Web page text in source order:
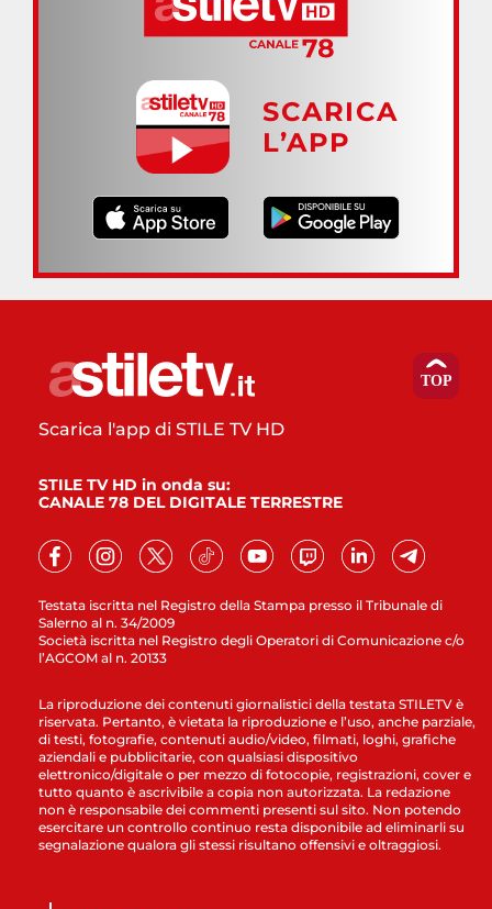
SCARICA
L’APP
Testata iscritta nel Registro della Stampa presso il Tribunale di
Salerno al n. 34/2009
Società iscritta nel Registro degli Operatori di Comunicazione c/o
l’AGCOM al n. 20133
Scarica l'app di STILE TV HD
STILE TV HD in onda su:
CANALE 78 DEL DIGITALE TERRESTRE
La riproduzione dei contenuti giornalistici della testata STILETV è
riservata. Pertanto, è vietata la riproduzione e l’uso, anche parziale,
di testi, fotografie, contenuti audio/video, filmati, loghi, grafiche
aziendali e pubblicitarie, con qualsiasi dispositivo
elettronico/digitale o per mezzo di fotocopie, registrazioni, cover e
tutto quanto è ascrivibile a copia non autorizzata. La redazione
non è responsabile dei commenti presenti sul sito. Non potendo
esercitare un controllo continuo resta disponibile ad eliminarli su
segnalazione qualora gli stessi risultano offensivi e oltraggiosi.